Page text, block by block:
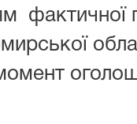
фактичної